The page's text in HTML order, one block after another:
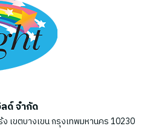
ด์ จำกัด
เขตบางเขน กรุงเทพมหานคร 10230